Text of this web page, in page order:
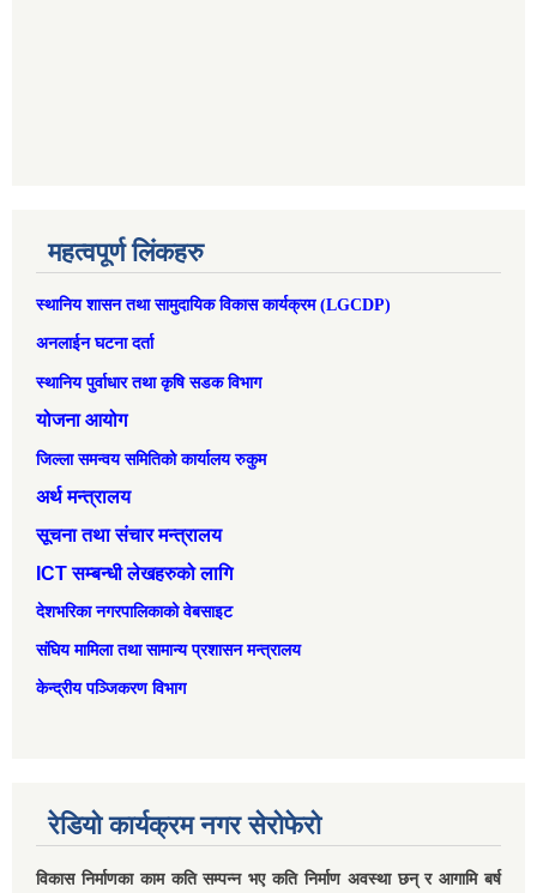
महत्वपूर्ण लिंकहरु
स्थानिय शासन तथा सामुदायिक विकास कार्यक्रम (LGCDP)
अनलाईन घटना दर्ता
स्थानिय पुर्वाधार तथा कृषि सडक विभाग
योजना आयोग
जिल्ला समन्वय समितिको कार्यालय रुकुम
अर्थ मन्त्रालय
सूचना तथा संचार मन्त्रालय
ICT सम्बन्धी लेखहरुको लागि
देशभरिका नगरपालिकाको वेबसाइट
संघिय मामिला तथा सामान्‍य प्रशासन मन्त्रालय
केन्द्रीय पञ्जिकरण विभाग
रेडियो कार्यक्रम नगर सेरोफेरो
विकास निर्माणका काम कति सम्पन्न भए कति निर्माण अवस्था छन् र आगामि बर्ष